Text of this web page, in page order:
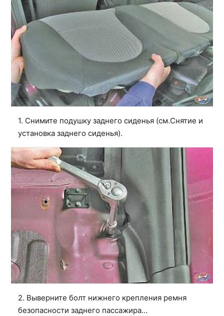
1. Снимите подушку заднего сиденья (см.Снятие и
установка заднего сиденья).
2. Выверните болт нижнего крепления ремня
безопасности заднего пассажира…